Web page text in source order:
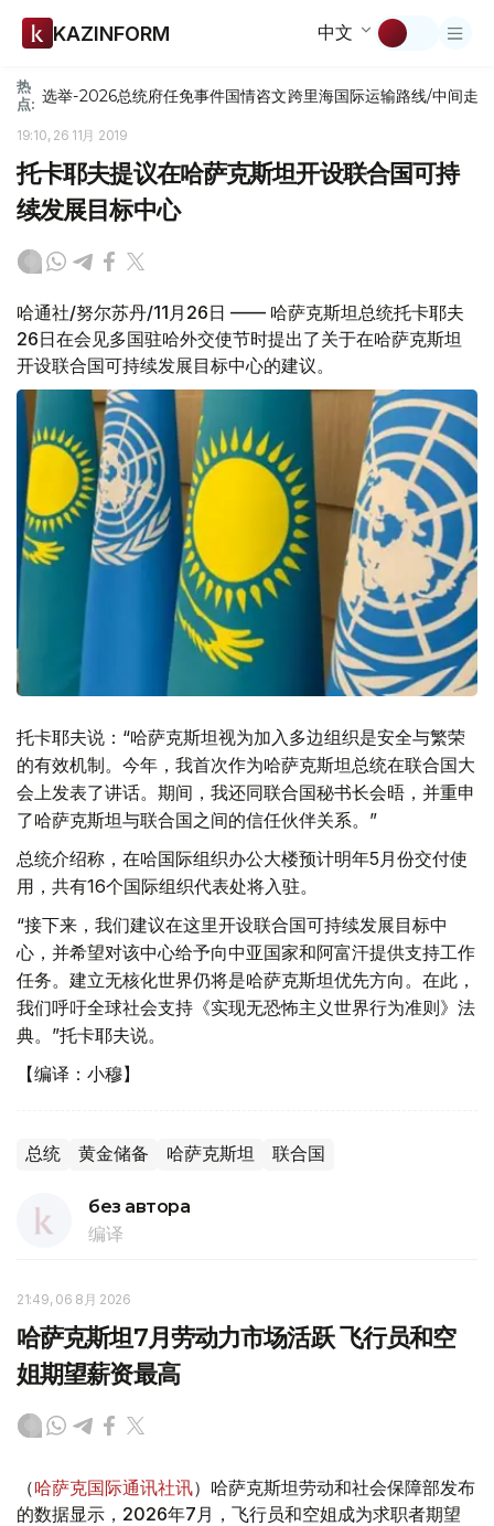
KAZINFORM 中文
热
点: 选举-2026总统府任免事件国情咨文跨里海国际运输路线/中间走廊
19:10, 26 11月 2019
托卡耶夫提议在哈萨克斯坦开设联合国可持
续发展目标中心
哈通社/努尔苏丹/11月26日 —— 哈萨克斯坦总统托卡耶夫
26日在会见多国驻哈外交使节时提出了关于在哈萨克斯坦
开设联合国可持续发展目标中心的建议。
托卡耶夫说：“哈萨克斯坦视为加入多边组织是安全与繁荣
的有效机制。今年，我首次作为哈萨克斯坦总统在联合国大
会上发表了讲话。期间，我还同联合国秘书长会晤，并重申
了哈萨克斯坦与联合国之间的信任伙伴关系。”
总统介绍称，在哈国际组织办公大楼预计明年5月份交付使
用，共有16个国际组织代表处将入驻。
“接下来，我们建议在这里开设联合国可持续发展目标中
心，并希望对该中心给予向中亚国家和阿富汗提供支持工作
任务。建立无核化世界仍将是哈萨克斯坦优先方向。在此，
我们呼吁全球社会支持《实现无恐怖主义世界行为准则》法
典。”托卡耶夫说。
【编译：小穆】
总统 黄金储备 哈萨克斯坦 联合国
без автора
编译
21:49, 06 8月 2026
哈萨克斯坦7月劳动力市场活跃 飞行员和空
姐期望薪资最高
（哈萨克国际通讯社讯）哈萨克斯坦劳动和社会保障部发布
的数据显示，2026年7月，飞行员和空姐成为求职者期望